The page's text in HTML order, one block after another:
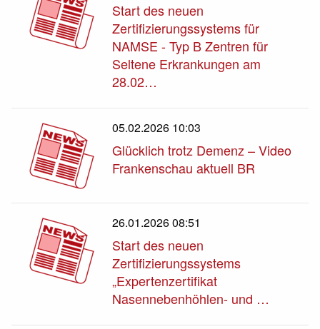
Start des neuen
Zertifizierungssystems für
NAMSE - Typ B Zentren für
Seltene Erkrankungen am
28.02…
05.02.2026 10:03
Glücklich trotz Demenz – Video
Frankenschau aktuell BR
26.01.2026 08:51
Start des neuen
Zertifizierungssystems
„Expertenzertifikat
Nasennebenhöhlen- und …